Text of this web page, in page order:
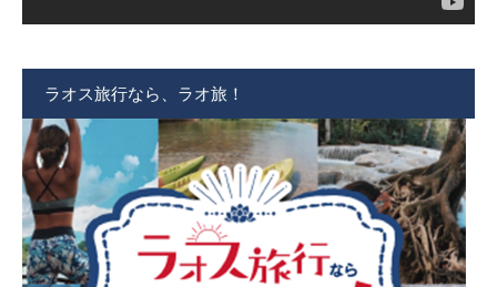
ラオス旅行なら、ラオ旅！